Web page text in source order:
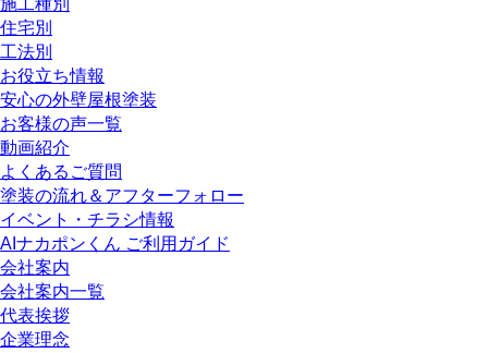
施工種別
住宅別
工法別
お役立ち情報
安心の外壁屋根塗装
お客様の声一覧
動画紹介
よくあるご質問
塗装の流れ＆アフターフォロー
イベント・チラシ情報
AIナカポンくん ご利用ガイド
会社案内
会社案内一覧
代表挨拶
企業理念